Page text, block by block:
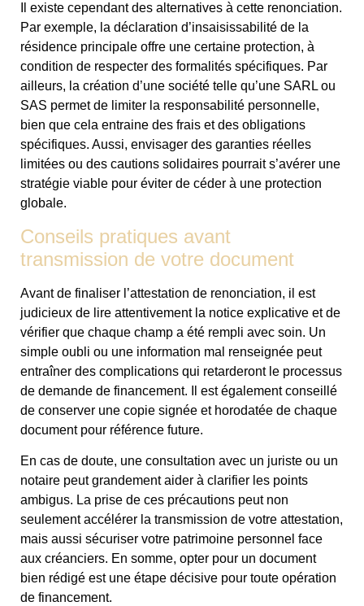
Il existe cependant des alternatives à cette renonciation.
Par exemple, la déclaration d’insaisissabilité de la
résidence principale offre une certaine protection, à
condition de respecter des formalités spécifiques. Par
ailleurs, la création d’une société telle qu’une SARL ou
SAS permet de limiter la responsabilité personnelle,
bien que cela entraine des frais et des obligations
spécifiques. Aussi, envisager des garanties réelles
limitées ou des cautions solidaires pourrait s’avérer une
stratégie viable pour éviter de céder à une protection
globale.
Conseils pratiques avant
transmission de votre document
Avant de finaliser l’attestation de renonciation, il est
judicieux de lire attentivement la notice explicative et de
vérifier que chaque champ a été rempli avec soin. Un
simple oubli ou une information mal renseignée peut
entraîner des complications qui retarderont le processus
de demande de financement. Il est également conseillé
de conserver une copie signée et horodatée de chaque
document pour référence future.
En cas de doute, une consultation avec un juriste ou un
notaire peut grandement aider à clarifier les points
ambigus. La prise de ces précautions peut non
seulement accélérer la transmission de votre attestation,
mais aussi sécuriser votre patrimoine personnel face
aux créanciers. En somme, opter pour un document
bien rédigé est une étape décisive pour toute opération
de financement.